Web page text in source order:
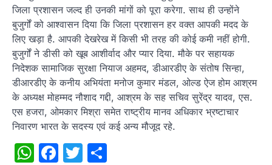
जिला प्रशासन जल्द ही उनकी मांगों को पूरा करेगा. साथ ही उन्होंने
बुजुर्गों को आश्वासन दिया कि जिला प्रशासन हर वक्त आपकी मदद के
लिए खड़ा है. आपकी देखरेख में किसी भी तरह की कोई कमी नहीं होगी.
बुजुर्गों ने डीसी को खूब आशीर्वाद और प्यार दिया. मौके पर सहायक
निदेशक सामाजिक सुरक्षा नियाज अहमद, डीआरडीए के संतोष सिन्हा,
डीआरडीए के कनीय अभियंता मनोज कुमार मंडल, ओल्ड ऐज होम आश्रम
के अध्यक्ष मोहम्मद नौशाद गद्दी, आश्रम के सह सचिव सुरेंद्र यादव, एस.
एस हजरा, ओमकार मिश्रा समेत राष्ट्रीय मानव अधिकार भ्रष्टाचार
निवारण भारत के सदस्य एवं कई अन्य मौजूद रहे.
WhatsApp
Facebook
Twitter